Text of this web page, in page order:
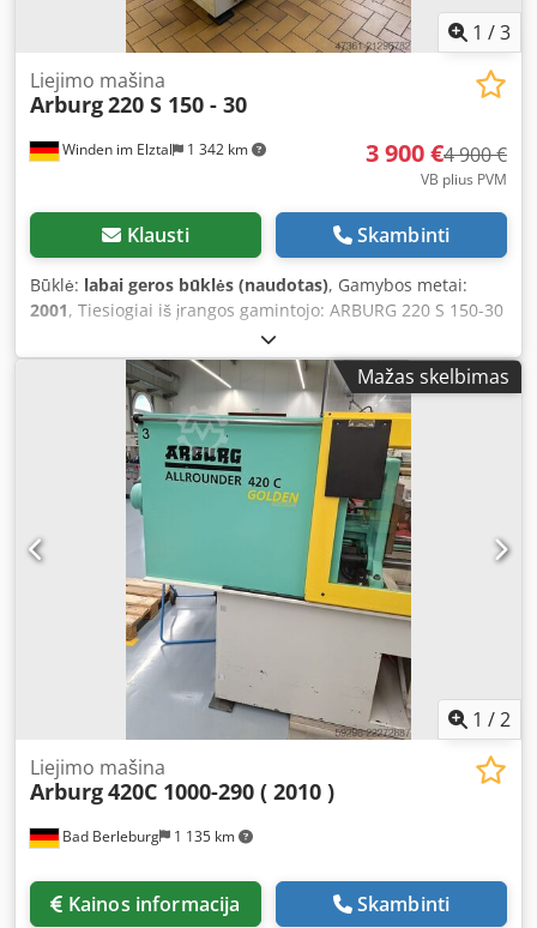
1 /3
Winden im Elztal 1 342 km
Liejimo mašina
Arburg220 S 150 - 30
3 900 €4 900 €
VB plius PVM
Klausti Skambinti
Būklė: labai geros būklės (naudotas), Gamybos metai:
2001, Tiesiogiai iš įrangos gamintojo: ARBURG 220 S 150-30
– pagamintas 2001 m. Apytiksliai 46 000 veikimo valandų,
sraigtas/cilindras d18 mm (patikrintas), CF kortelių
skaitytuvas, labai kompaktiškas, idealiai tinka smulkioms
detalėms, minimalus užimamas plotas: 2,10 m x 0,80 m,
galima apžiūrėti veikiant, tiesiai iš gamyklos, nemokamai
pakraunamas. Be papildomos įrangos: džiovintuvas,
bunkeris, įpurškimo įrenginys GEIGER MiniServo Codpeyl
Syrsfx Aahjha esant poreikiui, už papildomą kainą.
Mažas skelbimas
1 /2
Bad Berleburg 1 135 km
Liejimo mašina
Arburg420C 1000-290 ( 2010 )
Kainos informacija Skambinti